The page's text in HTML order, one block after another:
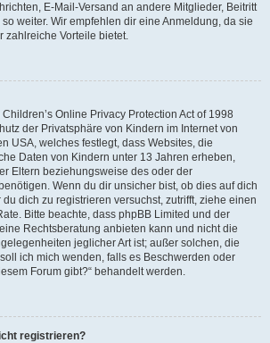
E-Mail-Versand an andere Mitglieder, Beitritt
weiter. Wir empfehlen dir eine Anmeldung, da sie
zahlreiche Vorteile bietet.
Online Privacy Protection Act of 1998
der Privatsphäre von Kindern im Internet von
USA, welches festlegt, dass Websites, die
Daten von Kindern unter 13 Jahren erheben,
Eltern beziehungsweise des oder der
Wenn du dir unsicher bist, ob dies auf dich
dich zu registrieren versuchst, zutrifft, ziehe einen
Bitte beachte, dass phpBB Limited und der
Rechtsberatung anbieten kann und nicht die
jeglicher Art ist; außer solchen, die
ich mich wenden, falls es Beschwerden oder
Forum gibt?“ behandelt werden.
registrieren?